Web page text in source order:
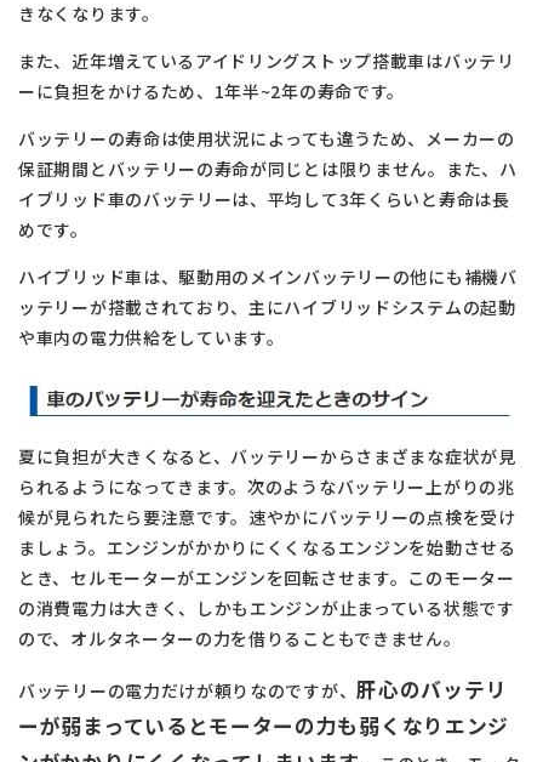
きなくなります。
また、近年増えているアイドリングストップ搭載車はバッテリ
ーに負担をかけるため、1年半~2年の寿命です。
バッテリーの寿命は使用状況によっても違うため、メーカーの
保証期間とバッテリーの寿命が同じとは限りません。また、ハ
イブリッド車のバッテリーは、平均して3年くらいと寿命は長
めです。
ハイブリッド車は、駆動用のメインバッテリーの他にも補機バ
ッテリーが搭載されており、主にハイブリッドシステムの起動
や車内の電力供給をしています。
夏に負担が大きくなると、バッテリーからさまざまな症状が見
られるようになってきます。次のようなバッテリー上がりの兆
候が見られたら要注意です。速やかにバッテリーの点検を受け
ましょう。エンジンがかかりにくくなるエンジンを始動させる
とき、セルモーターがエンジンを回転させます。このモーター
の消費電力は大きく、しかもエンジンが止まっている状態です
ので、オルタネーターの力を借りることもできません。
バッテリーの電力だけが頼りなのですが、肝心のバッテリ
ーが弱まっているとモーターの力も弱くなりエンジ